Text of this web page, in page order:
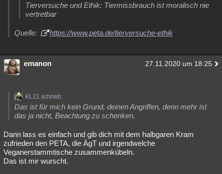
Tierversuche und Ethik: Tiermissbrauch ist moralisch nie
vertretbar
Quelle: https://www.peta.de/tierversuche-ethik
emanon 27.11.2020 um 18:25
KL21 schrieb:
Das ist für mich kein Grund, deinen Angriffen, denn mehr ist
das ja nicht, Beachtung zu schenken.
Dann lass es einfach und gib dich mit dem halbgaren Kram
zufrieden den PETA, die ÄgT und irgendwelche
Veganerstammtische zusammenkübeln.
Das ist mir wurscht.